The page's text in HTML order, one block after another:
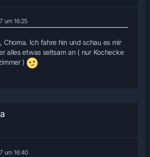
um 16:25
Choma. Ich fahre hin und schau es mir
alles etwas seltsam an ( nur Kochecke
)
um 16:40